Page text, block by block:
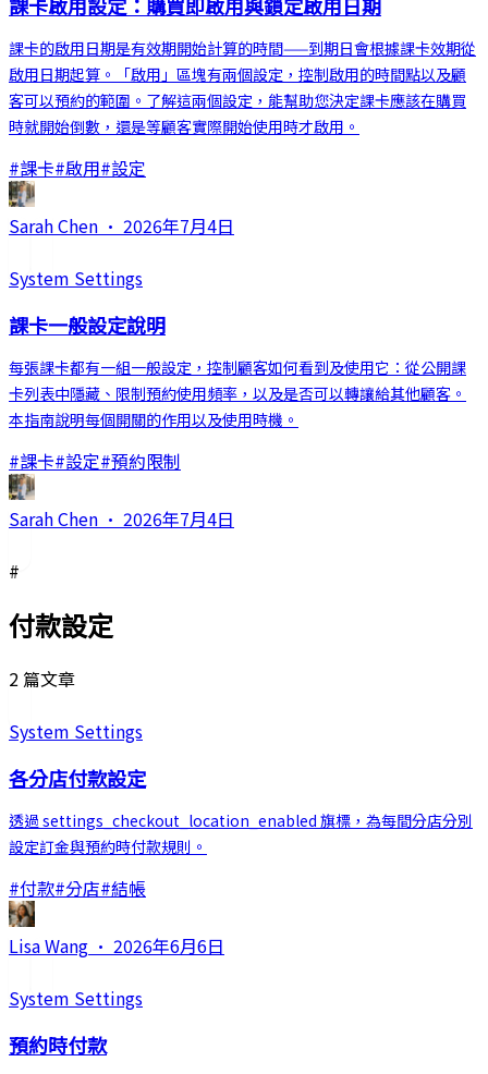
課卡的啟用日期是有效期開始計算的時間——到期日會根據課卡效期從
啟用日期起算。「啟用」區塊有兩個設定，控制啟用的時間點以及顧
客可以預約的範圍。了解這兩個設定，能幫助您決定課卡應該在購買
時就開始倒數，還是等顧客實際開始使用時才啟用。
#課卡#啟用#設定
Sarah Chen · 2026年7月4日
System Settings
課卡一般設定說明
每張課卡都有一組一般設定，控制顧客如何看到及使用它：從公開課
卡列表中隱藏、限制預約使用頻率，以及是否可以轉讓給其他顧客。
本指南說明每個開關的作用以及使用時機。
#課卡#設定#預約限制
Sarah Chen · 2026年7月4日
#
付款設定
2 篇文章
System Settings
各分店付款設定
透過 settings_checkout_location_enabled 旗標，為每間分店分別
設定訂金與預約時付款規則。
#付款#分店#結帳
Lisa Wang · 2026年6月6日
System Settings
預約時付款